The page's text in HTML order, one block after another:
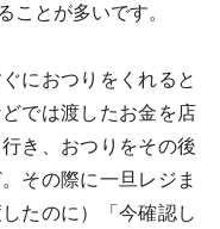
ことが多いです。
におつりをくれると
では渡したお金を店
き、おつりをその後
その際に一旦レジま
たのに）「今確認し